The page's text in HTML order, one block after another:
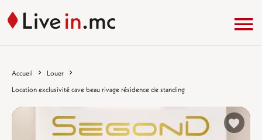
Accueil
Louer
Location exclusivité cave beau rivage résidence de standing
%}